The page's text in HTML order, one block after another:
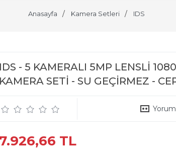
Anasayfa Kamera Setleri IDS
IDS - 5 KAMERALI 5MP LENSLİ
KAMERA SETİ - SU GEÇİRMEZ -
7.926,66 TL